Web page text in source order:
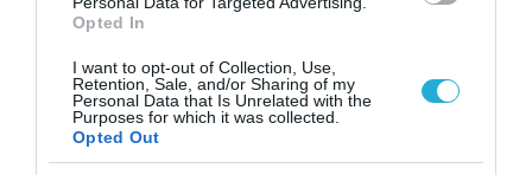
Opted In
I want to opt-out of Collection, Use,
Retention, Sale, and/or Sharing of my
Personal Data that Is Unrelated with the
Purposes for which it was collected.
Opted Out
ΨΗΦΙΑΚΟΣ ΜΕΤΑΣΧΗΜΑΤΙΣΜΟΣ
για παρανομίες στις παραλίες
μέσω του MyCoast
26.06.2024